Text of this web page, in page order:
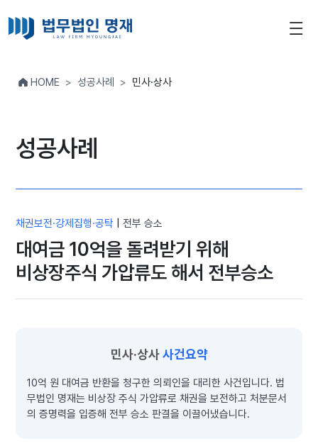
HOME 성공사례 민사·상사
성공사례
채권보전·강제집행·공탁 |전부 승소
대여금 10억을 돌려받기 위해
비상장주식 가압류도 해서 전부승소
민사·상사 사건요약
10억 원 대여금 반환을 청구한 의뢰인을 대리한 사건입니다. 법
무법인 명재는 비상장 주식 가압류로 채권을 보전하고 처분문서
의 증명력을 입증해 전부 승소 판결을 이끌어냈습니다.